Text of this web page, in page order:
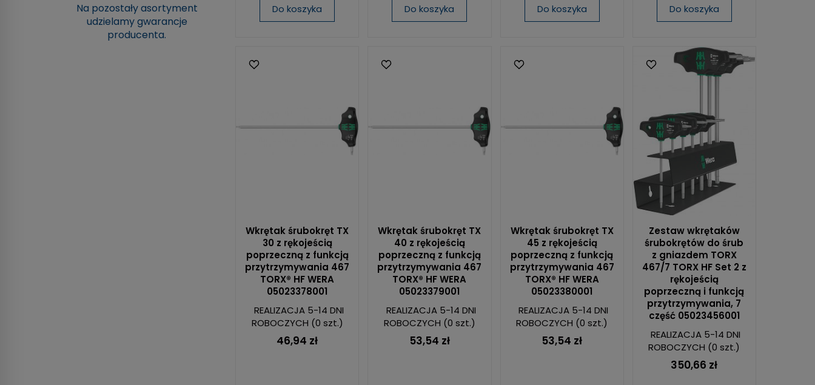
Do koszyka Do koszyka Do koszyka Do koszyka
Wkrętak śrubokręt TX
30 z rękojeścią
poprzeczną z funkcją
przytrzymywania 467
TORX® HF WERA
05023378001
REALIZACJA 5-14 DNI
ROBOCZYCH (0 szt.)
46,94 zł
Wkrętak śrubokręt TX
40 z rękojeścią
poprzeczną z funkcją
przytrzymywania 467
TORX® HF WERA
05023379001
REALIZACJA 5-14 DNI
ROBOCZYCH (0 szt.)
53,54 zł
Wkrętak śrubokręt TX
45 z rękojeścią
poprzeczną z funkcją
przytrzymywania 467
TORX® HF WERA
05023380001
REALIZACJA 5-14 DNI
ROBOCZYCH (0 szt.)
53,54 zł
Zestaw wkrętaków
śrubokrętów do śrub
z gniazdem TORX
467/7 TORX HF Set 2 z
rękojeścią
poprzeczną i funkcją
przytrzymywania, 7
część 05023456001
REALIZACJA 5-14 DNI
ROBOCZYCH (0 szt.)
350,66 zł
Na pozostały asortyment
udzielamy gwarancje
producenta.